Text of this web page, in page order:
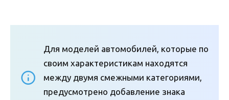
Для моделей автомобилей, которые по
своим характеристикам находятся
между двумя смежными категориями,
предусмотрено добавление знака